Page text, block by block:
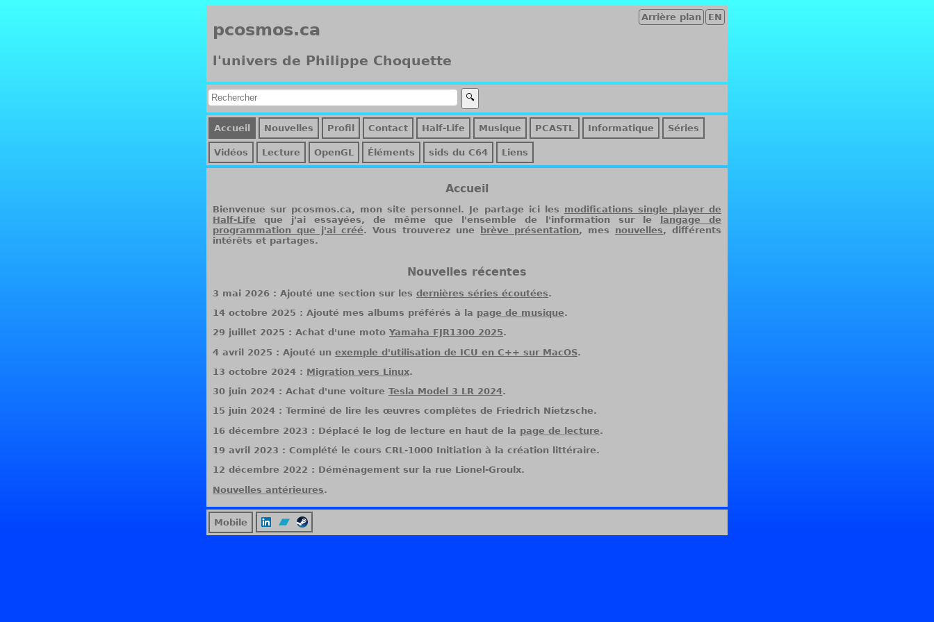
EN
Arrière plan
pcosmos.ca
l'univers de Philippe Choquette
Accueil Nouvelles Profil Contact Half-Life Musique PCASTL Informatique Séries
Vidéos Lecture OpenGL Éléments sids du C64 Liens
Accueil
Bienvenue sur pcosmos.ca, mon site personnel. Je partage ici les modifications single player de
Half-Life que j'ai essayées, de même que l'ensemble de l'information sur le
langage de
programmation que j'ai créé. Vous trouverez une brève présentation, mes nouvelles, différents
intérêts et partages.
Nouvelles récentes
3 mai 2026 : Ajouté une section sur les dernières séries écoutées.
14 octobre 2025 : Ajouté mes albums préférés à la page de musique.
29 juillet 2025 : Achat d'une moto Yamaha FJR1300 2025.
4 avril 2025 : Ajouté un exemple d'utilisation de ICU en C++ sur MacOS.
13 octobre 2024 : Migration vers Linux.
30 juin 2024 : Achat d'une voiture Tesla Model 3 LR 2024.
15 juin 2024 : Terminé de lire les œuvres complètes de Friedrich Nietzsche.
16 décembre 2023 : Déplacé le log de lecture en haut de la page de lecture.
19 avril 2023 : Complété le cours CRL-1000 Initiation à la création littéraire.
12 décembre 2022 : Déménagement sur la rue Lionel-Groulx.
Nouvelles antérieures.
Mobile